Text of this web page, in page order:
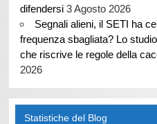
difendersi 3 Agosto 2026
Segnali alieni, il SETI ha
frequenza sbagliata? Lo
che riscrive le regole della
2026
Statistiche del Blog